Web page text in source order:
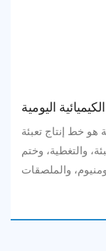
اليومية
هو خط إنتاج تعبئة
والتغطية، وختم